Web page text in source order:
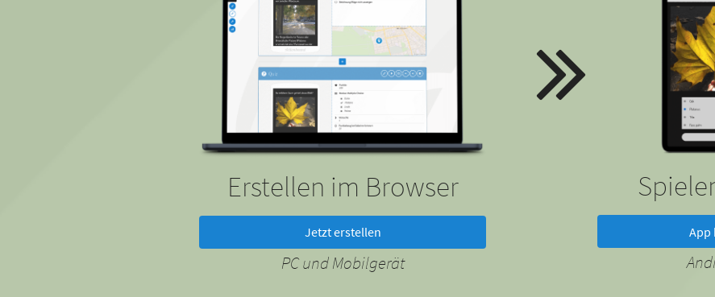
Erstellen im Browser
Jetzt erstellen
PC und Mobilgerät
App